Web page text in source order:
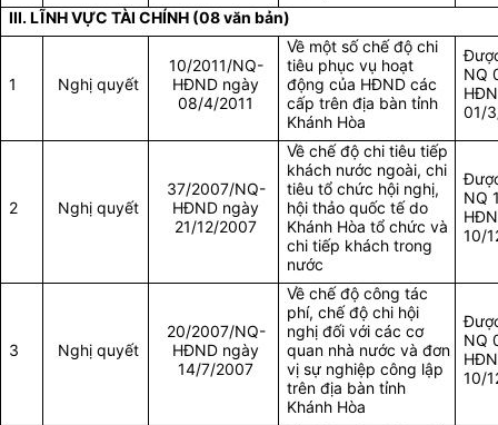
III. LĨNH VỰC TÀI CHÍNH (08 văn bản)
1 Nghị quyết
10/2011/NQ-
HĐND ngày
08/4/2011
Về một số chế độ chi
tiêu phục vụ hoạt
động của HĐND các
cấp trên địa bàn tỉnh
Khánh Hòa
NQ
01/
2 Nghị quyết
37/2007/NQ-
HĐND ngày
21/12/2007
Về chế độ chi tiêu tiếp
khách nước ngoài, chi
tiêu tổ chức hội nghị,
hội thảo quốc tế do
Khánh Hòa tổ chức và
chi tiếp khách trong
nước
NQ
10/
3 Nghị quyết
20/2007/NQ-
HĐND ngày
14/7/2007
Về chế độ công tác
phí, chế độ chi hội
nghị đối với các cơ
quan nhà nước và đơn
vị sự nghiệp công lập
trên địa bàn tỉnh
Khánh Hòa
NQ
10/